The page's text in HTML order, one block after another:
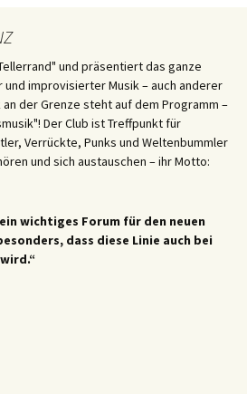
und präsentiert das ganze
improvisierter Musik – auch anderer
der Grenze steht auf dem Programm –
Der Club ist Treffpunkt für
Verrückte, Punks und Weltenbummler
und sich austauschen – ihr Motto:
wichtiges Forum für den neuen
dass diese Linie auch bei